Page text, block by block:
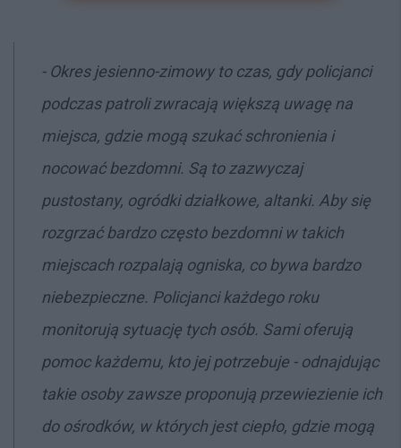
- Okres jesienno-zimowy to czas, gdy policjanci
podczas patroli zwracają większą uwagę na
miejsca, gdzie mogą szukać schronienia i
nocować bezdomni. Są to zazwyczaj
pustostany, ogródki działkowe, altanki. Aby się
rozgrzać bardzo często bezdomni w takich
miejscach rozpalają ogniska, co bywa bardzo
niebezpieczne. Policjanci każdego roku
monitorują sytuację tych osób. Sami oferują
pomoc każdemu, kto jej potrzebuje - odnajdując
takie osoby zawsze proponują przewiezienie ich
do ośrodków, w których jest ciepło, gdzie mogą